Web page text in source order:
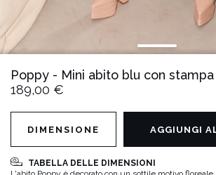
Poppy - Mini abito blu con
189,00 €
TABELLA DELLE DIMENSIONI
DIMENSIONE AGGIUNGI